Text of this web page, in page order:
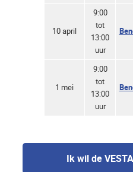
10 april
9:00
tot
13:00
uur
1 mei
9:00
tot
13:00
uur
Ik wil de